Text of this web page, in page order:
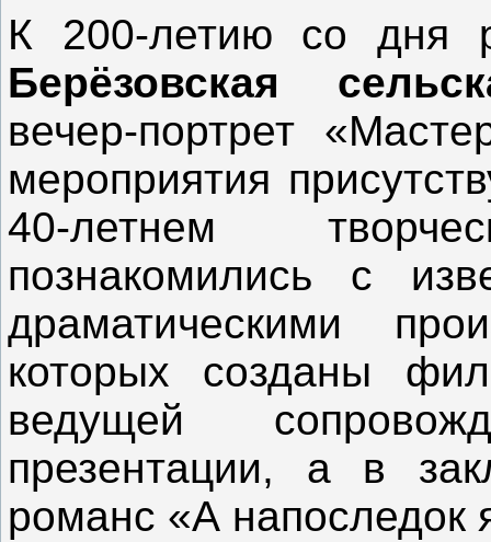
К 200-летию со дня
Берёзовская
вечер-портрет
мероприятия
40-летнем
познакомились с
драматическими
которых созданы
ведущей
презентации, а в
романс «А напоследок